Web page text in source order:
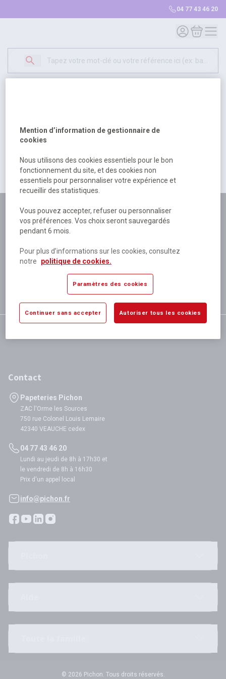
04 77 43 46 20
Mon compte
Mon
500
excuser pour la gêne occasionée.
Retour Retour à l'accueil
Plus de 180 personnes
à votre écoute
Plus de 80 000 références
disponibles
Expédition le jour même
si validation avant 12h
satisfaction totale
Contact
Papeteries Pichon
ZAC l'Orme les Sources
750 rue Colonel Louis Lemaire
42340 VEAUCHE cedex
04 77 43 46 20
Lundi au jeudi de 8h à 17h30 et
le vendredi de 8h à 16h30
Prix d'un appel local
info@pichon.fr
© 2026 Pichon. Tous droits réservés.
Mention d’information de gestionnaire de
cookies
Nous utilisons des cookies essentiels pour le bon
fonctionnement du site, et des cookies non
essentiels pour personnaliser votre expérience et
recueillir des statistiques.
Vous pouvez accepter, refuser ou personnaliser
vos préférences. Vos choix seront sauvegardés
pendant 6 mois.
Pour plus d’informations sur les cookies, consultez
notre
politique de cookies.
Paramètres des cookies
Continuer sans accepter Autoriser tous les cookies